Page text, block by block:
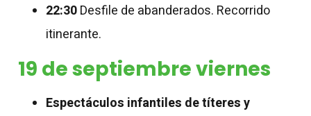
22:30Desfile de abanderados. Recorrido
itinerante.
19 de septiembre viernes
Espectáculos infantiles de títeres y